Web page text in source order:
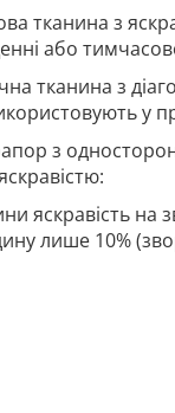
тканина з
або
тканина з
у
з
яскравість на
лише 10%